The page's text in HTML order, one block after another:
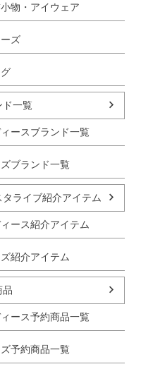
物・アイウェア
ズ
ド一覧
ースブランド一覧
ズブランド一覧
タライブ紹介アイテム
ース紹介アイテム
ズ紹介アイテム
品
ース予約商品一覧
ズ予約商品一覧